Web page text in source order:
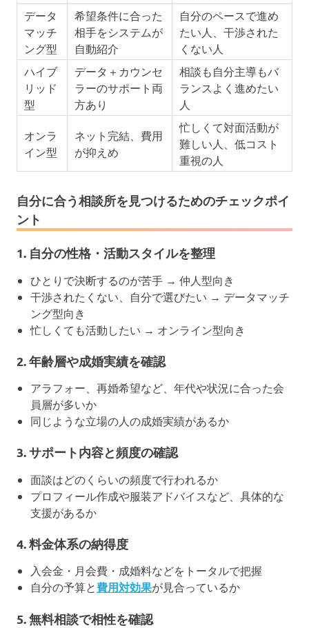
データ
マッチ
ング型
希望条件に合った
相手をシステムが
自動紹介
自分のペースで進め
たい人、干渉された
くない人
ハイブ
リッド
型
データ＋カウンセ
ラーのサポート両
方あり
相談も自分主導もバ
ランスよく進めたい
人
オンラ
イン型
ネット完結、費用
が抑えめ
忙しくて対面活動が
難しい人、低コスト
重視の人
自分に合う相談所を見つけるためのチェックポイ
ント
1. 自分の性格・活動スタイルを整理
ひとりで決断するのが苦手 → 仲人型向き
干渉されたくない、自分で選びたい → データマッチ
ング型向き
忙しくても活動したい → オンライン型向き
2. 年齢層や成婚実績を確認
アラフォー、再婚希望など、年代や状況に合った会
員層が多いか
同じような立場の人の成婚実績があるか
3. サポート内容と頻度の確認
面談はどのくらいの頻度で行われるか
プロフィール作成や服装アドバイスなど、具体的な
支援があるか
4. 料金体系の納得度
入会金・月会費・成婚料などをトータルで把握
自分の予算と費用対効果が見合っているか
5. 無料相談で相性を確認